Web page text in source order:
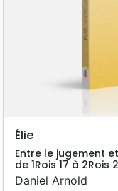
Élie
Entre le jugement
de 1Rois 17 à 2Rois 2
Daniel Arnold